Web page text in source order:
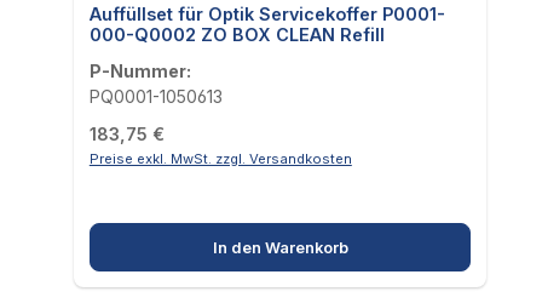
Auffüllset für Optik Servicekoffer P0001-
000-Q0002 ZO BOX CLEAN Refill
P-Nummer:
PQ0001-1050613
Regulärer Preis:
183,75 €
Preise exkl. MwSt. zzgl. Versandkosten
In den Warenkorb